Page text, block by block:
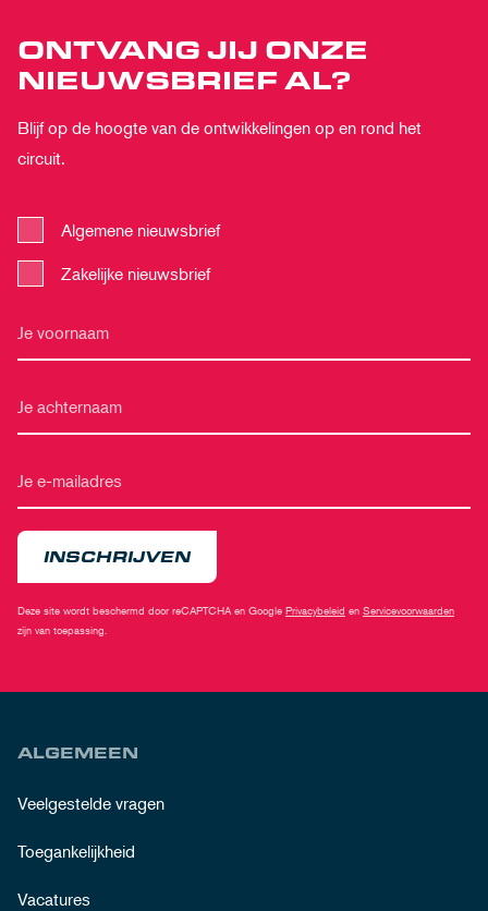
ONTVANG JIJ ONZE
NIEUWSBRIEF AL?
Blijf op de hoogte van de ontwikkelingen op en rond het
circuit.
Algemene nieuwsbrief
Zakelijke nieuwsbrief
INSCHRIJVEN
Deze site wordt beschermd door reCAPTCHA en Google Privacybeleid en Servicevoorwaarden
zijn van toepassing.
ALGEMEEN
Veelgestelde vragen
Toegankelijkheid
Vacatures